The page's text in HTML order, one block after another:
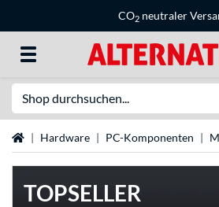
CO2 neutraler
StartseiteHardware PC-Komponenten
TOPSELLER